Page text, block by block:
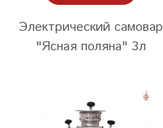
Электрический самовар
"Ясная поляна" 3л